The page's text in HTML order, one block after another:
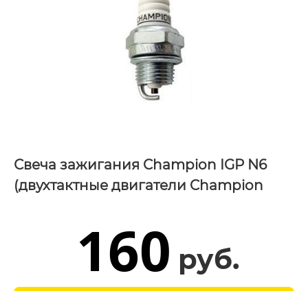
Свеча зажигания Champion IGP N6
(двухтактные двигатели Chаmpion
160 руб.